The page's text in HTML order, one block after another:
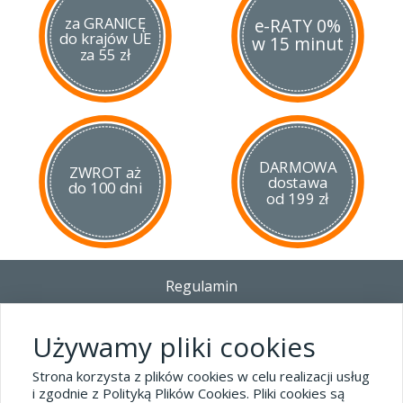
za GRANICĘ
do krajów UE
za 55 zł
e-RATY 0%
w 15 minut
ZWROT aż
do 100 dni
DARMOWA
dostawa
od 199 zł
Regulamin
Polityka prywatności i pliki cookies
Blog
Używamy pliki cookies
Strona korzysta z plików cookies w celu realizacji usług
i zgodnie z Polityką Plików Cookies. Pliki cookies są